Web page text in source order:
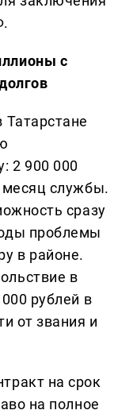
с
Татарстане
2 900 000
месяц службы.
сразу
проблемы
в районе.
в
рублей в
от звания и
на срок
на полное